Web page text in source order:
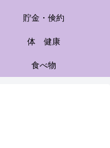
貯金・倹約
体 健康
食べ物